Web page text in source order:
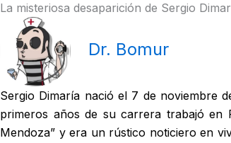
La misteriosa desaparición de Sergio
Dr. Bomur
Sergio Dimaría nació el 7 de noviembre
primeros años de su carrera trabajó en
Mendoza” y era un rústico noticiero en